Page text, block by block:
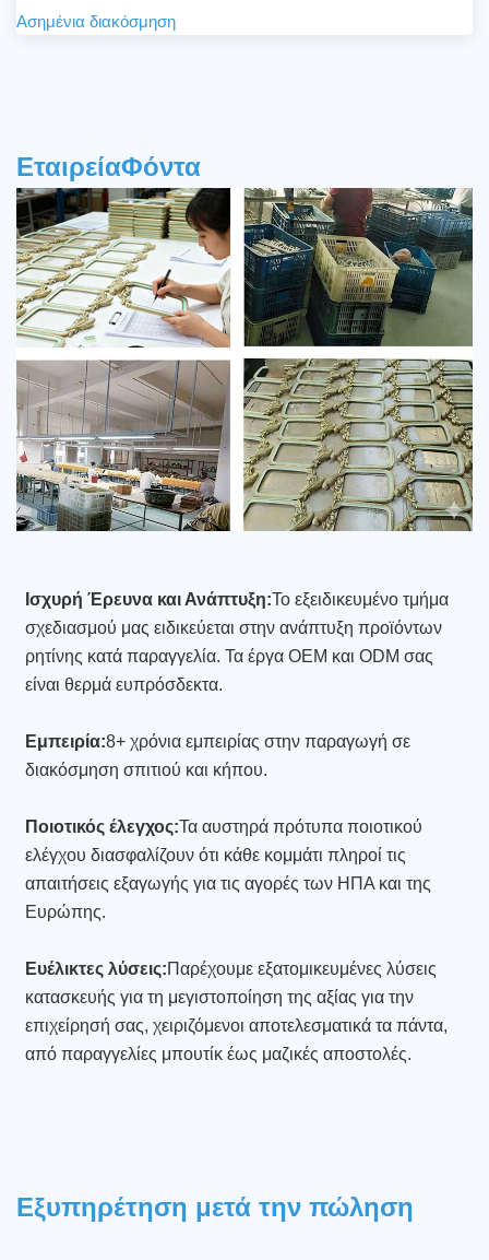
Ασημένια διακόσμηση
ΕταιρείαΦόντα
Ισχυρή Έρευνα και Ανάπτυξη:Το εξειδικευμένο τμήμα
σχεδιασμού μας ειδικεύεται στην ανάπτυξη προϊόντων
ρητίνης κατά παραγγελία. Τα έργα OEM και ODM σας
είναι θερμά ευπρόσδεκτα.
Εμπειρία:8+ χρόνια εμπειρίας στην παραγωγή σε
διακόσμηση σπιτιού και κήπου.
Ποιοτικός έλεγχος:Τα αυστηρά πρότυπα ποιοτικού
ελέγχου διασφαλίζουν ότι κάθε κομμάτι πληροί τις
απαιτήσεις εξαγωγής για τις αγορές των ΗΠΑ και της
Ευρώπης.
Ευέλικτες λύσεις:Παρέχουμε εξατομικευμένες λύσεις
κατασκευής για τη μεγιστοποίηση της αξίας για την
επιχείρησή σας, χειριζόμενοι αποτελεσματικά τα πάντα,
από παραγγελίες μπουτίκ έως μαζικές αποστολές.
Εξυπηρέτηση μετά την πώληση